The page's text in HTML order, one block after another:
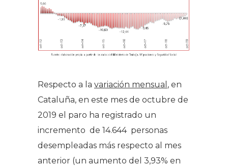
Respecto a la variación mensual , en
Cataluña, en este mes de octubre de
2019 el paro ha registrado un
incremento de 14.644 personas
desempleadas más respecto al mes
anterior (un aumento del 3,93% en